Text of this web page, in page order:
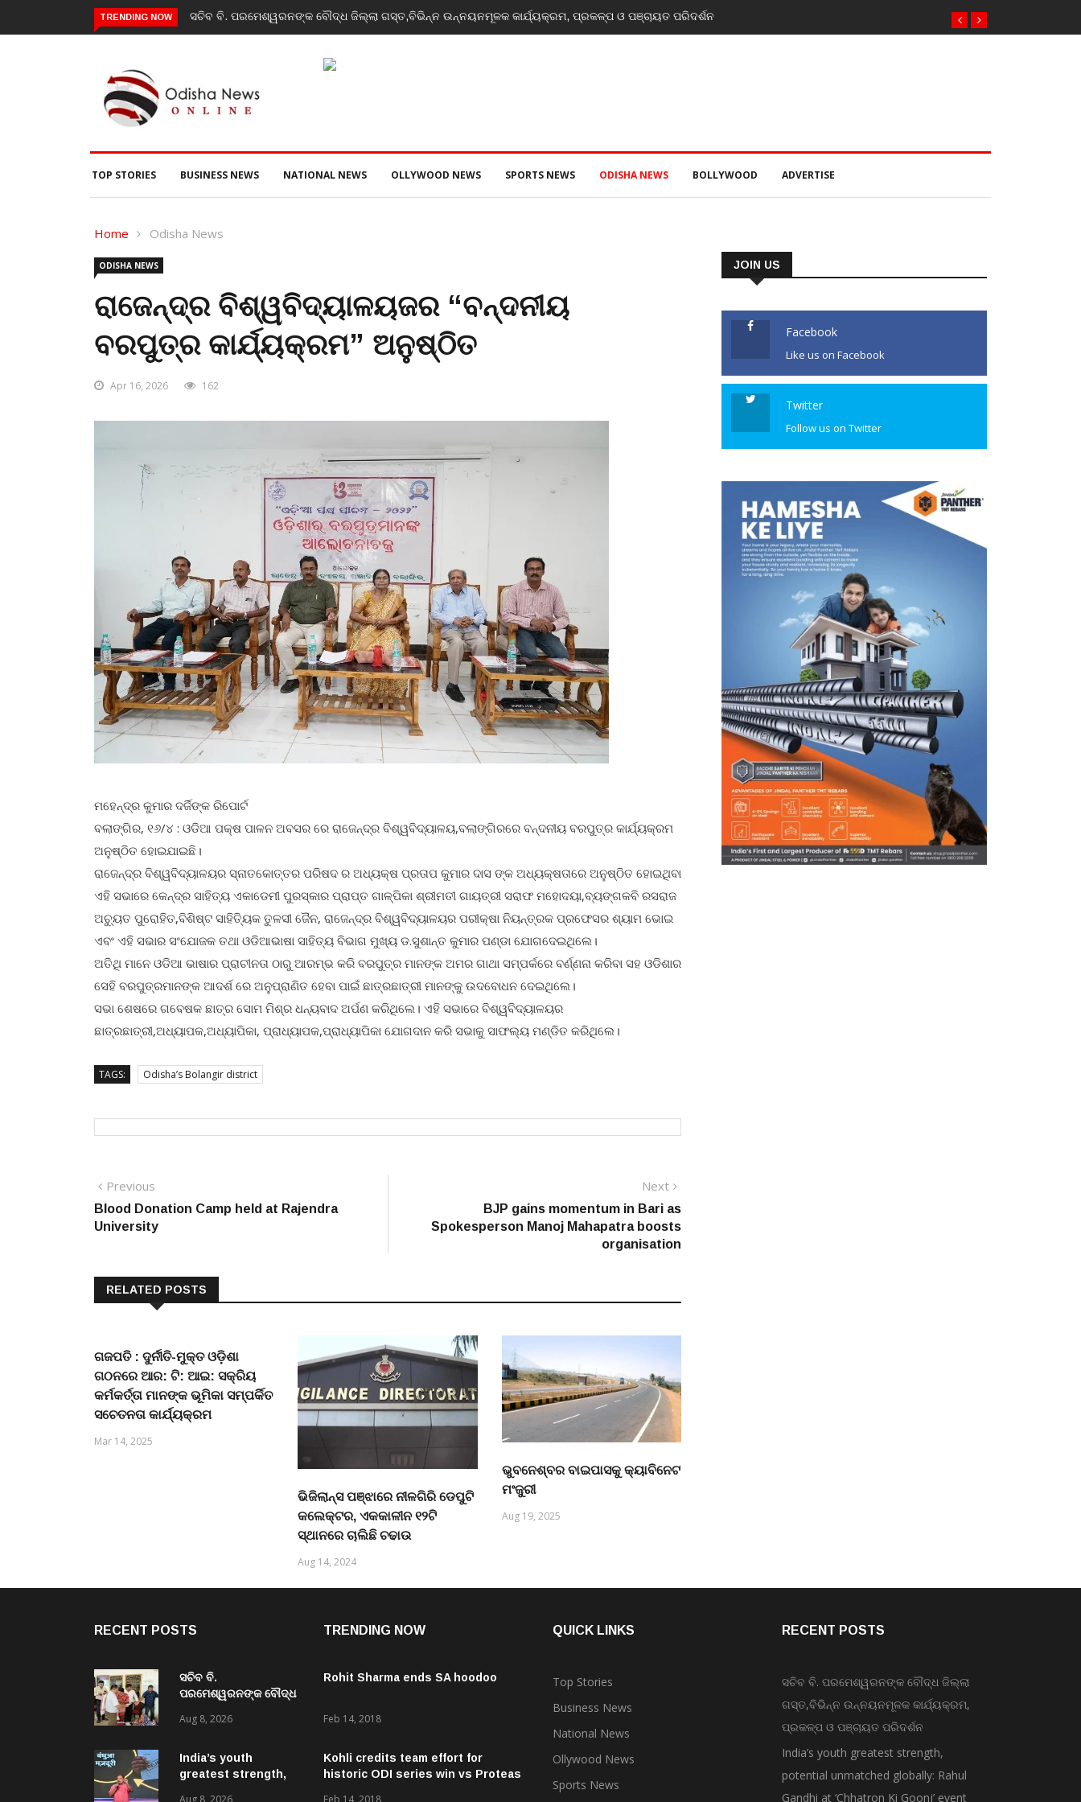
TRENDING NOW
ସଚିବ ବି. ପରମେଶ୍ୱରନଙ୍କ ବୌଦ୍ଧ ଜିଲ୍ଲା ଗସ୍ତ,ବିଭିନ୍ନ ଉନ୍ନୟନମୂଳକ କାର୍ଯ୍ୟକ୍ରମ, ପ୍ରକଳ୍ପ ଓ ପଞ୍ଚାୟତ ପରିଦର୍ଶନIndia’s youth greatest strength, potential unmatched globally: Rahul Gandhi at
event
TOP STORIES BUSINESS NEWS NATIONAL NEWS OLLYWOOD NEWS SPORTS NEWS ODISHA NEWS BOLLYWOOD ADVERTISE
Home Odisha News
ODISHA NEWS
ରାଜେନ୍ଦ୍ର ବିଶ୍ୱବିଦ୍ୟାଳୟଜର “ବନ୍ଦନୀୟ
ବରପୁତ୍ର କାର୍ଯ୍ୟକ୍ରମ” ଅନୁଷ୍ଠିତ
Apr 16, 2026 162
ମହେନ୍ଦ୍ର କୁମାର ଦର୍ଜିଙ୍କ ରିପୋର୍ଟ
ବଲାଙ୍ଗିର, ୧୬/୪ : ଓଡିଆ ପକ୍ଷ ପାଳନ ଅବସର ରେ ରାଜେନ୍ଦ୍ର ବିଶ୍ୱବିଦ୍ୟାଳୟ,ବଲାଙ୍ଗିରରେ ବନ୍ଦନୀୟ ବରପୁତ୍ର କାର୍ଯ୍ୟକ୍ରମ
ଅନୁଷ୍ଠିତ ହୋଇଯାଇଛି।
ରାଜେନ୍ଦ୍ର ବିଶ୍ୱବିଦ୍ୟାଳୟର ସ୍ନାତକୋତ୍ତର ପରିଷଦ ର ଅଧ୍ୟକ୍ଷ ପ୍ରତାପ କୁମାର ଦାସ ଙ୍କ ଅଧ୍ୟକ୍ଷତାରେ ଅନୁଷ୍ଠିତ ହୋଇଥିବା
ଏହି ସଭାରେ କେନ୍ଦ୍ର ସାହିତ୍ୟ ଏକାଡେମୀ ପୁରସ୍କାର ପ୍ରାପ୍ତ ଗାଳ୍ପିକା ଶ୍ରୀମତୀ ଗାୟତ୍ରୀ ସରାଫ ମହୋଦୟା,ବ୍ୟଙ୍ଗକବି ରସରାଜ
ଅଚ୍ୟୁତ ପୁରୋହିତ,ବିଶିଷ୍ଟ ସାହିତ୍ୟିକ ତୁଳସୀ ଜୈନ, ରାଜେନ୍ଦ୍ର ବିଶ୍ୱବିଦ୍ୟାଳୟର ପରୀକ୍ଷା ନିୟନ୍ତ୍ରକ ପ୍ରଫେସର ଶ୍ୟାମ ଭୋଇ
ଏବଂ ଏହି ସଭାର ସଂଯୋଜକ ତଥା ଓଡିଆଭାଷା ସାହିତ୍ୟ ବିଭାଗ ମୁଖ୍ୟ ଡ.ସୁଶାନ୍ତ କୁମାର ପଣ୍ଡା ଯୋଗଦେଇଥିଲେ।
ଅତିଥି ମାନେ ଓଡିଆ ଭାଷାର ପ୍ରାଚୀନତା ଠାରୁ ଆରମ୍ଭ କରି ବରପୁତ୍ର ମାନଙ୍କ ଅମର ଗାଥା ସମ୍ପର୍କରେ ବର୍ଣ୍ଣନା କରିବା ସହ ଓଡିଶାର
ସେହି ବରପୁତ୍ରମାନଙ୍କ ଆଦର୍ଶ ରେ ଅନୁପ୍ରାଣିତ ହେବା ପାଇଁ ଛାତ୍ରଛାତ୍ରୀ ମାନଙ୍କୁ ଉଦବୋଧନ ଦେଇଥିଲେ।
ସଭା ଶେଷରେ ଗବେଷକ ଛାତ୍ର ସୋମ ମିଶ୍ର ଧନ୍ୟବାଦ ଅର୍ପଣ କରିଥିଲେ। ଏହି ସଭାରେ ବିଶ୍ୱବିଦ୍ୟାଳୟର
ଛାତ୍ରଛାତ୍ରୀ,ଅଧ୍ୟାପକ,ଅଧ୍ୟାପିକା, ପ୍ରାଧ୍ୟାପକ,ପ୍ରାଧ୍ୟାପିକା ଯୋଗଦାନ କରି ସଭାକୁ ସାଫଲ୍ୟ ମଣ୍ଡିତ କରିଥିଲେ।
TAGS: Odisha’s Bolangir district
Post
navigation
Previous
post:
Blood Donation Camp held at Rajendra
University
Next
post:
BJP gains momentum in Bari as
Spokesperson Manoj Mahapatra boosts
organisation
RELATED POSTS
ଗଜପତି : ଦୁର୍ନୀତି-ମୁକ୍ତ ଓଡ଼ିଶା
ଗଠନରେ ଆର: ଟି: ଆଇ: ସକ୍ରିୟ
କର୍ମକର୍ତ୍ତା ମାନଙ୍କ ଭୂମିକା ସମ୍ପର୍କିତ
ସଚେତନତା କାର୍ଯ୍ୟକ୍ରମ
Mar 14, 2025
ଭିଜିଲାନ୍‌ସ ପଞ୍ଝାରେ ନୀଳଗିରି ଡେପୁଟି
କଲେକ୍ଟର, ଏକକାଳୀନ ୧୨ଟି
ସ୍ଥାନରେ ଚାଲିଛି ଚଢାଉ
Aug 14, 2024
ଭୁବନେଶ୍ବର ବାଇପାସକୁ କ୍ୟାବିନେଟ
ମଂଜୁରୀ
Aug 19, 2025
JOIN US
Facebook
Like us on Facebook
Twitter
Follow us on Twitter
RECENT POSTS
ସଚିବ ବି.
ପରମେଶ୍ୱରନଙ୍କ ବୌଦ୍ଧ
ଉନ୍ନୟନମୂଳକ
ପଞ୍ଚାୟତ ପରିଦର୍ଶନ
Aug 8, 2026
India’s youth
greatest strength,
Aug 8, 2026
TRENDING NOW
Rohit Sharma ends SA hoodoo
Feb 14, 2018
Kohli credits team effort for
historic ODI series win vs Proteas
Feb 14, 2018
QUICK LINKS
Top Stories
Business News
National News
Ollywood News
Sports News
RECENT POSTS
ସଚିବ ବି. ପରମେଶ୍ୱରନଙ୍କ ବୌଦ୍ଧ ଜିଲ୍ଲା
ଗସ୍ତ,ବିଭିନ୍ନ ଉନ୍ନୟନମୂଳକ କାର୍ଯ୍ୟକ୍ରମ,
ପ୍ରକଳ୍ପ ଓ ପଞ୍ଚାୟତ ପରିଦର୍ଶନ
India’s youth greatest strength,
potential unmatched globally: Rahul
Gandhi at ‘Chhatron Ki Goonj’ event